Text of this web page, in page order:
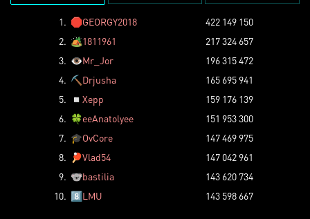
1. 🛑GEORGY2018
422 149 150
2. 🏕️1811961
217 324 657
3. 👁️Mr_Jor
196 315 472
4. ⛏️ Drjusha
165 695 941
5.
◽ Xepp
159 176 139
6. 🍀eeAnatolyee
151 953 300
7. 🎓OvCore
147 469 975
8.
🏓Vlad54
147 042 961
9. 🐨bastilia
143 620 734
10. 8️⃣LMU 143 598 667